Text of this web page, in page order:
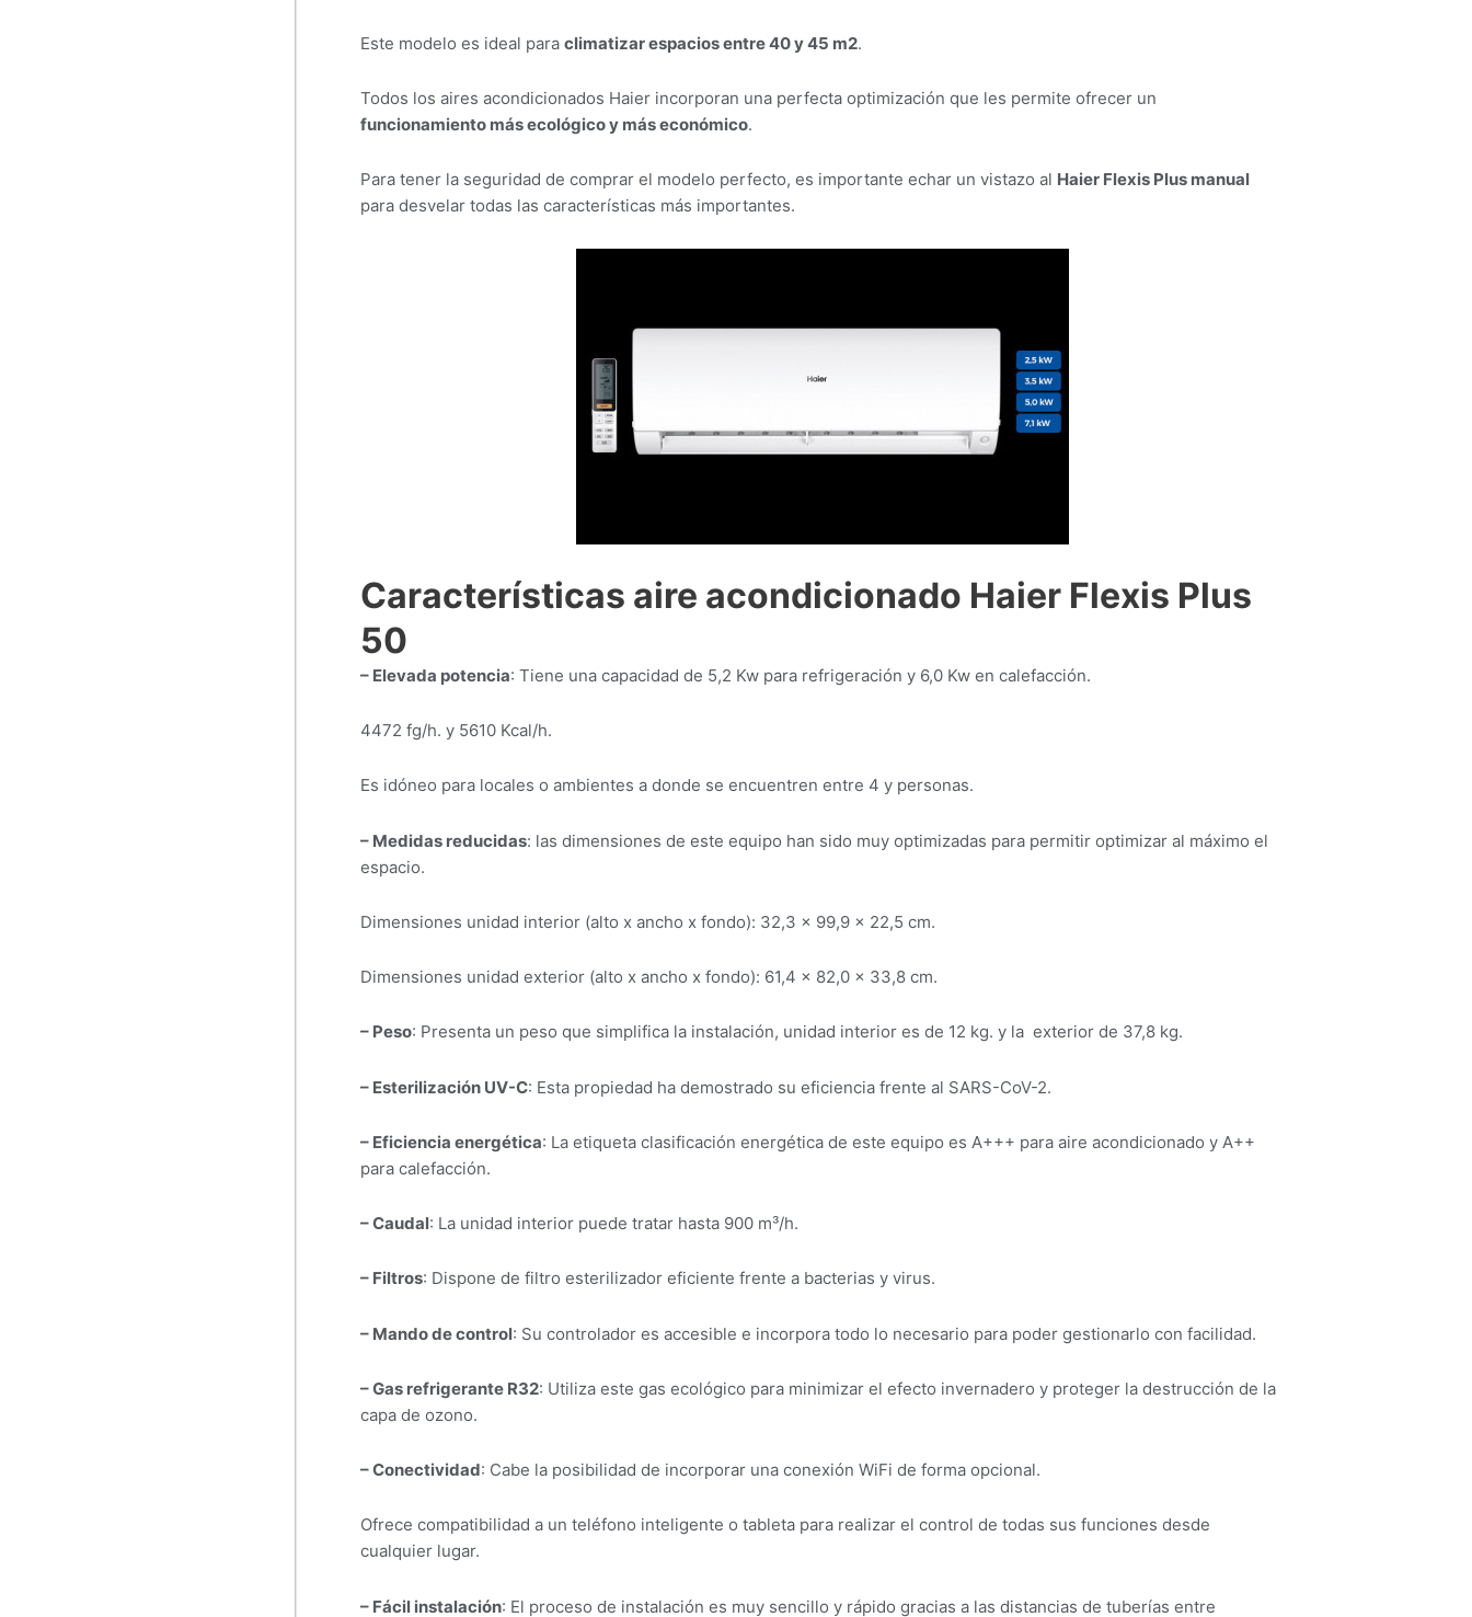
Este modelo es ideal para climatizar espacios entre 40 y 45 m2.
Todos los aires acondicionados Haier incorporan una perfecta optimización que les permite ofrecer un
funcionamiento más ecológico y más económico.
Para tener la seguridad de comprar el modelo perfecto, es importante echar un vistazo al Haier Flexis Plus manual
para desvelar todas las características más importantes.
Características aire acondicionado Haier Flexis Plus
50
– Elevada potencia: Tiene una capacidad de 5,2 Kw para refrigeración y 6,0 Kw en calefacción.
4472 fg/h. y 5610 Kcal/h.
Es idóneo para locales o ambientes a donde se encuentren entre 4 y personas.
– Medidas reducidas: las dimensiones de este equipo han sido muy optimizadas para permitir optimizar al máximo el
espacio.
Dimensiones unidad interior (alto x ancho x fondo): 32,3 × 99,9 × 22,5 cm.
Dimensiones unidad exterior (alto x ancho x fondo): 61,4 x 82,0 × 33,8 cm.
– Peso: Presenta un peso que simplifica la instalación, unidad interior es de 12 kg. y la exterior de 37,8 kg.
– Esterilización UV-C: Esta propiedad ha demostrado su eficiencia frente al SARS-CoV-2.
– Eficiencia energética: La etiqueta clasificación energética de este equipo es A+++ para aire acondicionado y A++
para calefacción.
– Caudal: La unidad interior puede tratar hasta 900 m³/h.
– Filtros: Dispone de filtro esterilizador eficiente frente a bacterias y virus.
– Mando de control: Su controlador es accesible e incorpora todo lo necesario para poder gestionarlo con facilidad.
– Gas refrigerante R32: Utiliza este gas ecológico para minimizar el efecto invernadero y proteger la destrucción de la
capa de ozono.
– Conectividad: Cabe la posibilidad de incorporar una conexión WiFi de forma opcional.
Ofrece compatibilidad a un teléfono inteligente o tableta para realizar el control de todas sus funciones desde
cualquier lugar.
– Fácil instalación: El proceso de instalación es muy sencillo y rápido gracias a las distancias de tuberías entre